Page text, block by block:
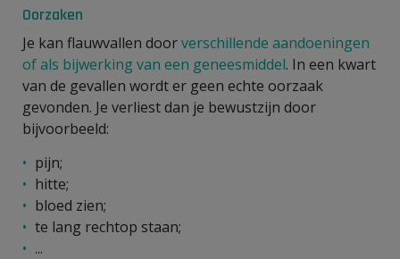
Oorzaken
Je kan flauwvallen doorverschillende aandoeningen
of als bijwerking van een geneesmiddel. In een kwart
van de gevallen wordt er geen echte oorzaak
gevonden. Je verliest dan je bewustzijn door
bijvoorbeeld:
pijn;
hitte;
bloed zien;
te lang rechtop staan;
...